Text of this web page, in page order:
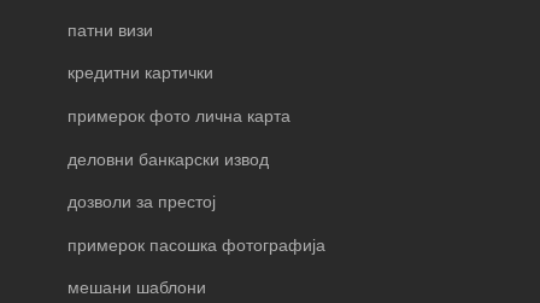
патни визи
кредитни картички
примерок фото лична карта
деловни банкарски извод
дозволи за престој
примерок пасошка фотографија
мешани шаблони